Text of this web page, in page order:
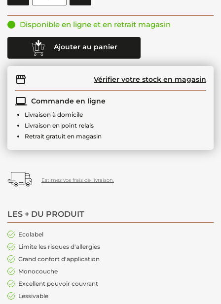
Disponible en ligne et en retrait magasin
Ajouter au panier
Vérifier votre stock en magasin
Commande en ligne
Livraison à domicile
Livraison en point relais
Retrait gratuit en magasin
Estimez vos frais de livraison.
LES + DU PRODUIT
Ecolabel
Limite les risques d'allergies
Grand confort d'application
Monocouche
Excellent pouvoir couvrant
Lessivable